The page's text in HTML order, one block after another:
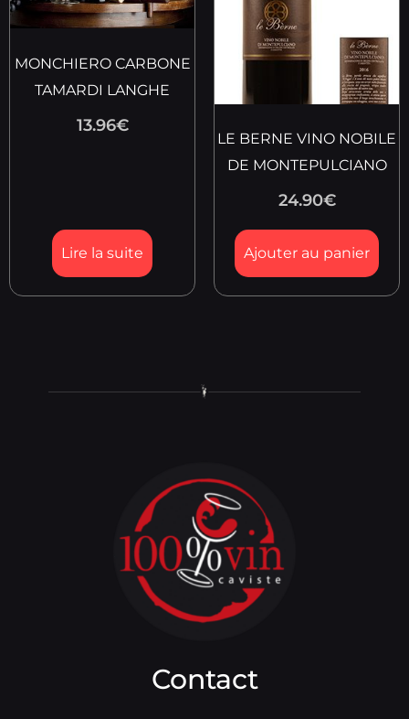
MONCHIERO CARBONE
TAMARDI LANGHE
13.96€
Lire la suite
LE BERNE VINO NOBILE
DE MONTEPULCIANO
24.90€
Ajouter au panier
Contact